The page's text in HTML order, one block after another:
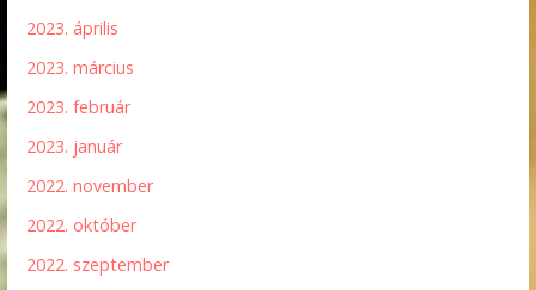
2023. április
2023. március
2023. február
2023. január
2022. november
2022. október
2022. szeptember